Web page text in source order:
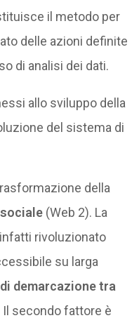
il metodo per
delle azioni definite
di analisi dei dati.
allo sviluppo della
del sistema di
della
(Web 2). La
rivoluzionato
su larga
demarcazione tra
Il secondo fattore è